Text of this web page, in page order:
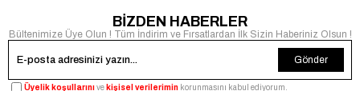
BİZDEN HABERLER
Bültenimize Üye Olun ! Tüm İndirim ve Fırsatlardan İlk Sizin Haberiniz Olsun !
Gönder
Üyelik koşullarınıve kişisel verilerimin korunmasını kabul ediyorum.